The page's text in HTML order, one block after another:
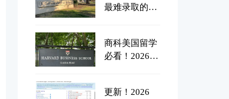
最难录取的10
谁当！！| 明
德立人留学
商科美国留学
必看！2026美
人留学
更新！2026